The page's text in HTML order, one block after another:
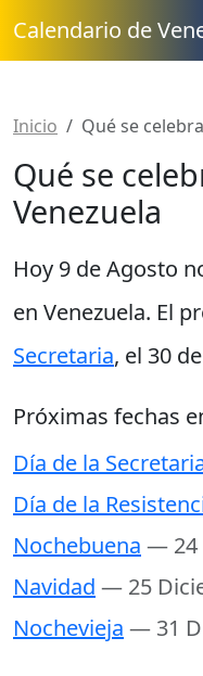
Calendario de
Inicio Qué se
Qué se
Venezuela
Hoy 9 de Agosto
en Venezuela. El
Secretaria, el 30
Próximas fechas
Día de la
Día de la
Nochebuena — 24
Navidad — 25
Nochevieja — 31